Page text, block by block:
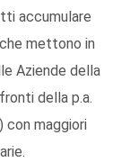
accumulare
mettono in
Aziende della
della p.a.
con maggiori